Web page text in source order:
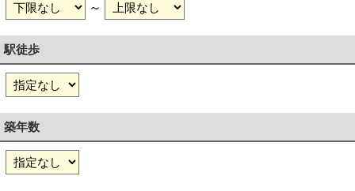
～
駅徒歩
築年数